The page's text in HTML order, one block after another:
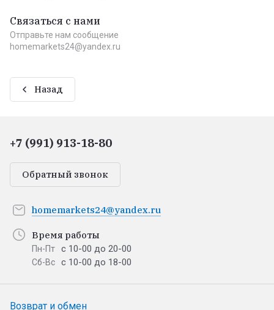
Связаться с нами
Отправьте нам сообщение
homemarkets24@yandex.ru
Назад
+7 (991) 913-18-80
Обратный звонок
homemarkets24@yandex.ru
Время работы
Пн-Пт с 10-00 до 20-00
Сб-Вс с 10-00 до 18-00
Возврат и обмен